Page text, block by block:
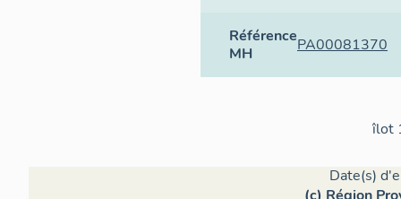
Référence
MH
PA00081370
îlot
Date(s)